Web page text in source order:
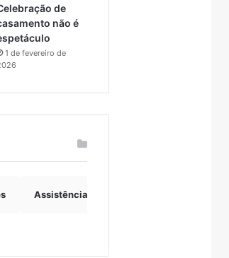
de
não é
1 de fevereiro de
Assistência Social